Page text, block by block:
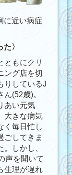
に近い病症
〉
ともにクリ
ング店を切
りしているJ
ん(52歳)。
あい元気
大きな病気
く毎日忙し
ごしてきま
。しかし、
声を聞いて
生理が遅れ